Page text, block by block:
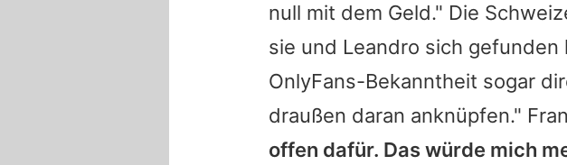
null mit dem Geld." Die
sie und Leandro sich gefunden
OnlyFans-Bekanntheit sogar
draußen daran anknüpfen."
offen dafür. Das würde mich